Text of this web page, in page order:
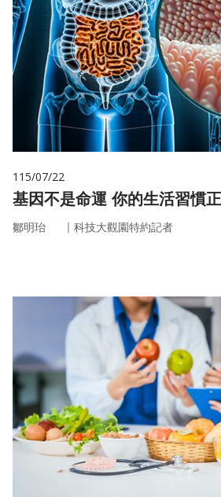
115/07/22
基因不是命運 你的生
鄒明珆 ｜ 科技大觀園特約記者